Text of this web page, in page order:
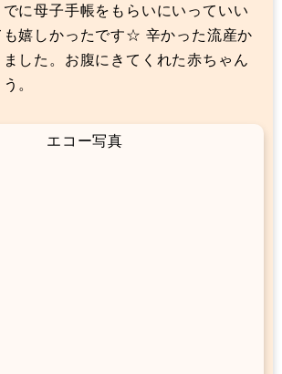
に母子手帳をもらいにいっていい
嬉しかったです☆ 辛かった流産か
した。お腹にきてくれた赤ちゃん
。